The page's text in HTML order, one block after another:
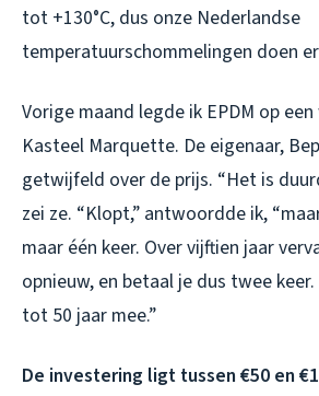
tot +130°C, dus onze Nederlandse
temperatuurschommelingen doen
Vorige maand legde ik EPDM op
Kasteel Marquette. De eigenaar,
getwijfeld over de prijs. “Het is
zei ze. “Klopt,” antwoordde ik,
maar één keer. Over vijftien jaar
opnieuw, en betaal je dus twee
tot 50 jaar mee.”
De investering ligt tussen €50 en